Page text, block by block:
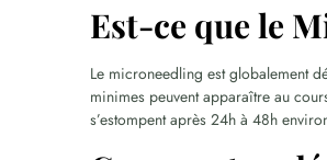
Est-ce que le
Le microneedling est globalement
minimes peuvent apparaître au
s’estompent après 24h à 48h